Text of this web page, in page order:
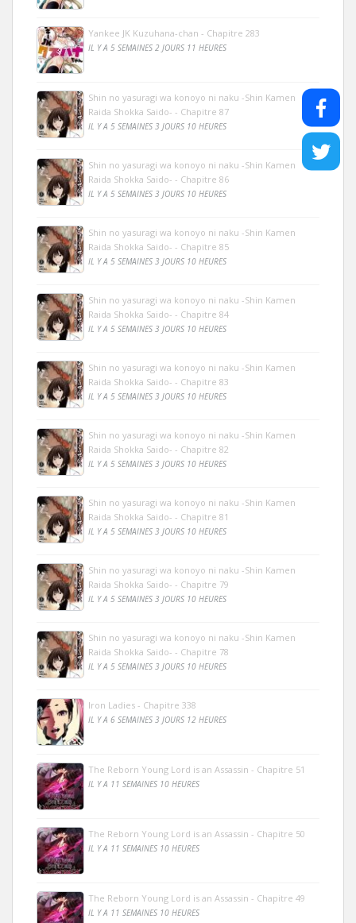
Yankee JK Kuzuhana-chan - Chapitre 283
IL Y A 5 SEMAINES 2 JOURS 11 HEURES
Shin no yasuragi wa konoyo ni naku -Shin Kamen
Raida Shokka Saido- - Chapitre 87
IL Y A 5 SEMAINES 3 JOURS 10 HEURES
Shin no yasuragi wa konoyo ni naku -Shin Kamen
Raida Shokka Saido- - Chapitre 86
IL Y A 5 SEMAINES 3 JOURS 10 HEURES
Shin no yasuragi wa konoyo ni naku -Shin Kamen
Raida Shokka Saido- - Chapitre 85
IL Y A 5 SEMAINES 3 JOURS 10 HEURES
Shin no yasuragi wa konoyo ni naku -Shin Kamen
Raida Shokka Saido- - Chapitre 84
IL Y A 5 SEMAINES 3 JOURS 10 HEURES
Shin no yasuragi wa konoyo ni naku -Shin Kamen
Raida Shokka Saido- - Chapitre 83
IL Y A 5 SEMAINES 3 JOURS 10 HEURES
Shin no yasuragi wa konoyo ni naku -Shin Kamen
Raida Shokka Saido- - Chapitre 82
IL Y A 5 SEMAINES 3 JOURS 10 HEURES
Shin no yasuragi wa konoyo ni naku -Shin Kamen
Raida Shokka Saido- - Chapitre 81
IL Y A 5 SEMAINES 3 JOURS 10 HEURES
Shin no yasuragi wa konoyo ni naku -Shin Kamen
Raida Shokka Saido- - Chapitre 79
IL Y A 5 SEMAINES 3 JOURS 10 HEURES
Shin no yasuragi wa konoyo ni naku -Shin Kamen
Raida Shokka Saido- - Chapitre 78
IL Y A 5 SEMAINES 3 JOURS 10 HEURES
Iron Ladies - Chapitre 338
IL Y A 6 SEMAINES 3 JOURS 12 HEURES
The Reborn Young Lord is an Assassin - Chapitre 51
IL Y A 11 SEMAINES 10 HEURES
The Reborn Young Lord is an Assassin - Chapitre 50
IL Y A 11 SEMAINES 10 HEURES
The Reborn Young Lord is an Assassin - Chapitre 49
IL Y A 11 SEMAINES 10 HEURES